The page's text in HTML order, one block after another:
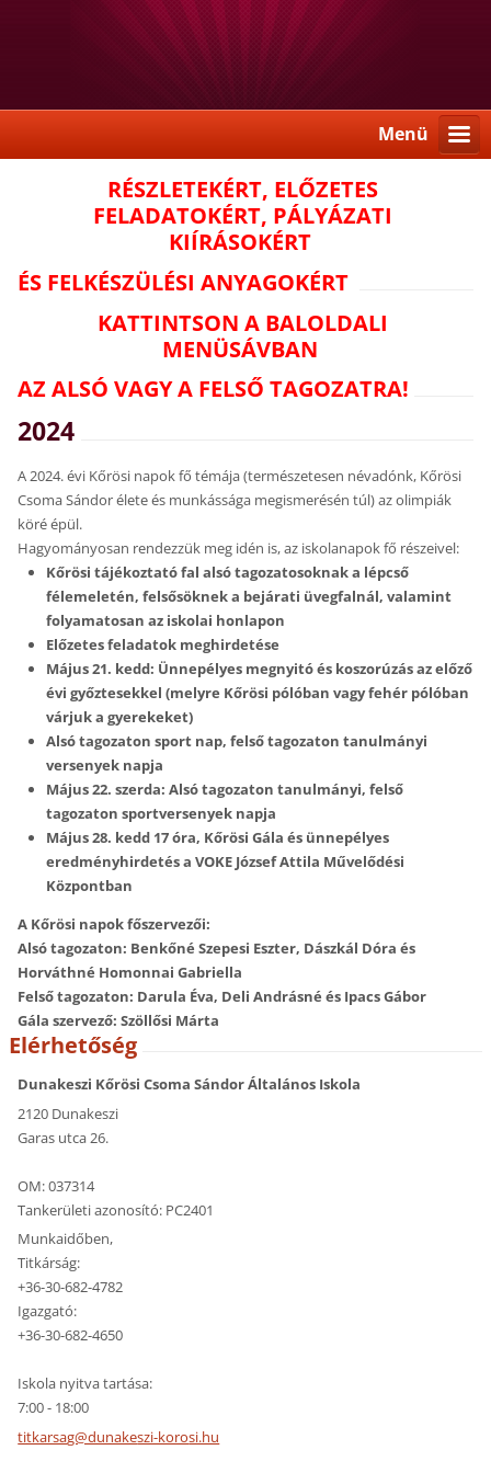
Menü
RÉSZLETEKÉRT, ELŐZETES
FELADATOKÉRT, PÁLYÁZATI
KIÍRÁSOKÉRT
ÉS FELKÉSZÜLÉSI ANYAGOKÉRT
KATTINTSON A BALOLDALI
MENÜSÁVBAN
AZ ALSÓ VAGY A FELSŐ TAGOZATRA!
2024
A 2024. évi Kőrösi napok fő témája (természetesen névadónk, Kőrösi
Csoma Sándor élete és munkássága megismerésén túl) az olimpiák
köré épül.
Hagyományosan rendezzük meg idén is, az iskolanapok fő részeivel:
Kőrösi tájékoztató fal alsó tagozatosoknak a lépcső
félemeletén, felsősöknek a bejárati üvegfalnál, valamint
folyamatosan az iskolai honlapon
Előzetes feladatok meghirdetése
Május 21. kedd: Ünnepélyes megnyitó és koszorúzás az előző
évi győztesekkel (melyre Kőrösi pólóban vagy fehér pólóban
várjuk a gyerekeket)
Alsó tagozaton sport nap, felső tagozaton tanulmányi
versenyek napja
Május 22. szerda: Alsó tagozaton tanulmányi, felső
tagozaton sportversenyek napja
Május 28. kedd 17 óra, Kőrösi Gála és ünnepélyes
eredményhirdetés a VOKE József Attila Művelődési
Központban
A Kőrösi napok főszervezői:
Alsó tagozaton: Benkőné Szepesi Eszter, Dászkál Dóra és
Horváthné Homonnai Gabriella
Felső tagozaton: Darula Éva, Deli Andrásné és Ipacs Gábor
Gála szervező: Szöllősi Márta
Elérhetőség
Dunakeszi Kőrösi Csoma Sándor Általános Iskola
2120 Dunakeszi
Garas utca 26.
OM: 037314
Tankerületi azonosító: PC2401
Munkaidőben,
Titkárság:
+36-30-682-4782
Igazgató:
+36-30-682-4650
Iskola nyitva tartása:
7:00 - 18:00
titkarsag@dunakeszi-korosi.hu